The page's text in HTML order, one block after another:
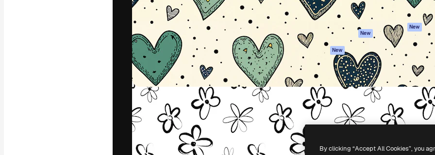
Texto para voz
Conteúdo de stock
MCP para
Claude/ChatGPT
New
Agentes New
App móvel
Todas as
ferramentas
Política de
privacidade
Originais
New
Política de cookies
Central de
confiabilidade
Afiliados
Empresas
Copyright © 2010- 2026Freepik Company S.L.U. Todos os direitos reservados.
By clicking “Accept All Cookies”, you